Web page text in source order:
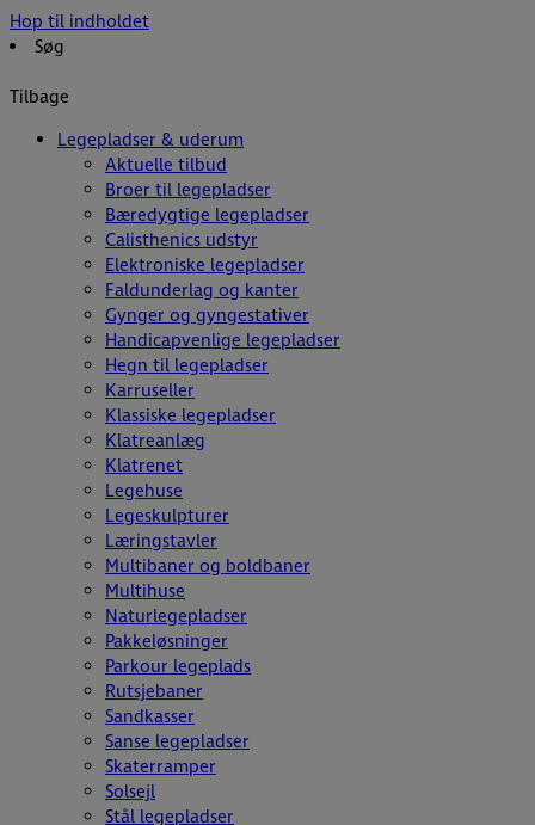
Hop til indholdet
Søg
Tilbage
Legepladser & uderum
Aktuelle tilbud
Broer til legepladser
Bæredygtige legepladser
Calisthenics udstyr
Elektroniske legepladser
Faldunderlag og kanter
Gynger og gyngestativer
Handicapvenlige legepladser
Hegn til legepladser
Karruseller
Klassiske legepladser
Klatreanlæg
Klatrenet
Legehuse
Legeskulpturer
Læringstavler
Multibaner og boldbaner
Multihuse
Naturlegepladser
Pakkeløsninger
Parkour legeplads
Rutsjebaner
Sandkasser
Sanse legepladser
Skaterramper
Solsejl
Stål legepladser